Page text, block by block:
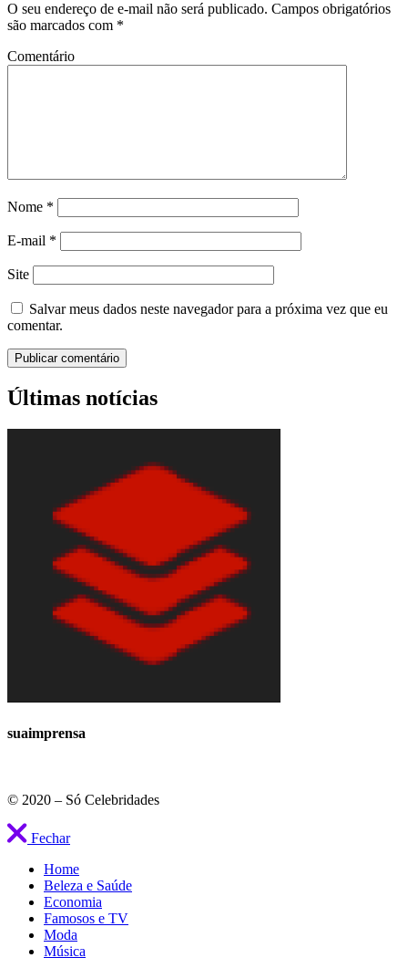
O seu endereço de e-mail não será publicado. Campos obrigatórios
são marcados com *
Comentário
Nome *
E-mail *
Site
Salvar meus dados neste navegador para a próxima vez que eu
comentar.
Últimas notícias
suaimprensa
© 2020 – Só Celebridades
Fechar
Home
Beleza e Saúde
Economia
Famosos e TV
Moda
Música